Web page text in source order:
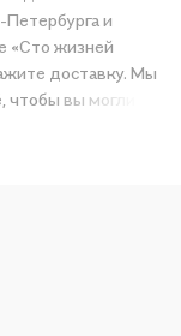
и
«Сто жизней
доставку. Мы
вы могли